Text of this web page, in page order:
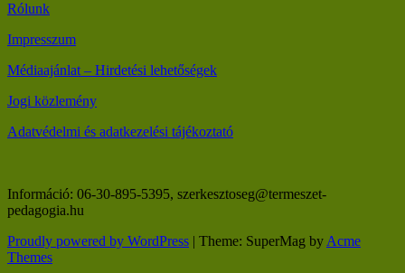
Rólunk
Impresszum
Médiaajánlat – Hirdetési lehetőségek
Jogi közlemény
Adatvédelmi és adatkezelési tájékoztató
Információ: 06-30-895-5395, szerkesztoseg@termeszet-
pedagogia.hu
Proudly powered by WordPress | Theme: SuperMag by Acme
Themes